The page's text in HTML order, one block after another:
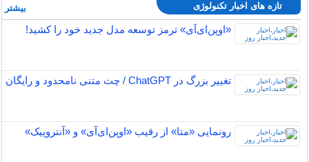
تازه های اخبار تکنولوژی
«اوپن‌ای‌آی» ترمز توسعه مدل جدید خود را کشید!
تغییر بزرگ در ChatGPT / چت متنی نامحدود و رایگان
رونمایی «متا» از رقیب «اوپن‌ای‌آی» و «آنتروپیک»
بیشتر